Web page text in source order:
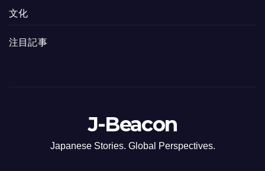
文化
注目記事
J-Beacon
Japanese Stories. Global Perspectives.